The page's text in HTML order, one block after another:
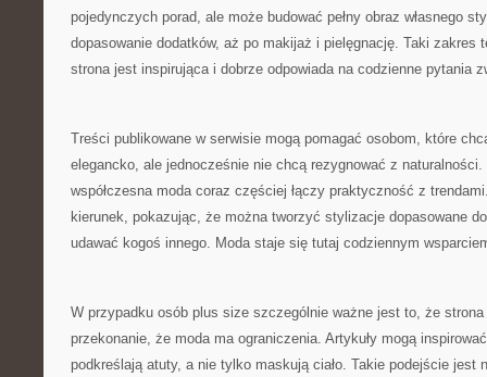
pojedynczych porad, ale może budować pełny obraz własnego
dopasowanie dodatków, aż po makijaż i pielęgnację. Taki zakres
strona jest inspirująca i dobrze odpowiada na codzienne pytania
Treści publikowane w serwisie mogą pomagać osobom, które
elegancko, ale jednocześnie nie chcą rezygnować z naturalności.
współczesna moda coraz częściej łączy praktyczność z
kierunek, pokazując, że można tworzyć stylizacje dopasowane
udawać kogoś innego. Moda staje się tutaj codziennym
W przypadku osób plus size szczególnie ważne jest to, że strona
przekonanie, że moda ma ograniczenia. Artykuły mogą
podkreślają atuty, a nie tylko maskują ciało. Takie podejście jest